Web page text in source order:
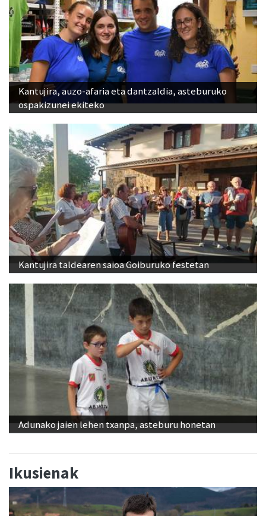
Kantujira, auzo-afaria eta dantzaldia, asteburuko
ospakizunei ekiteko
Kantujira taldearen saioa Goiburuko festetan
Adunako jaien lehen txanpa, asteburu honetan
Ikusienak